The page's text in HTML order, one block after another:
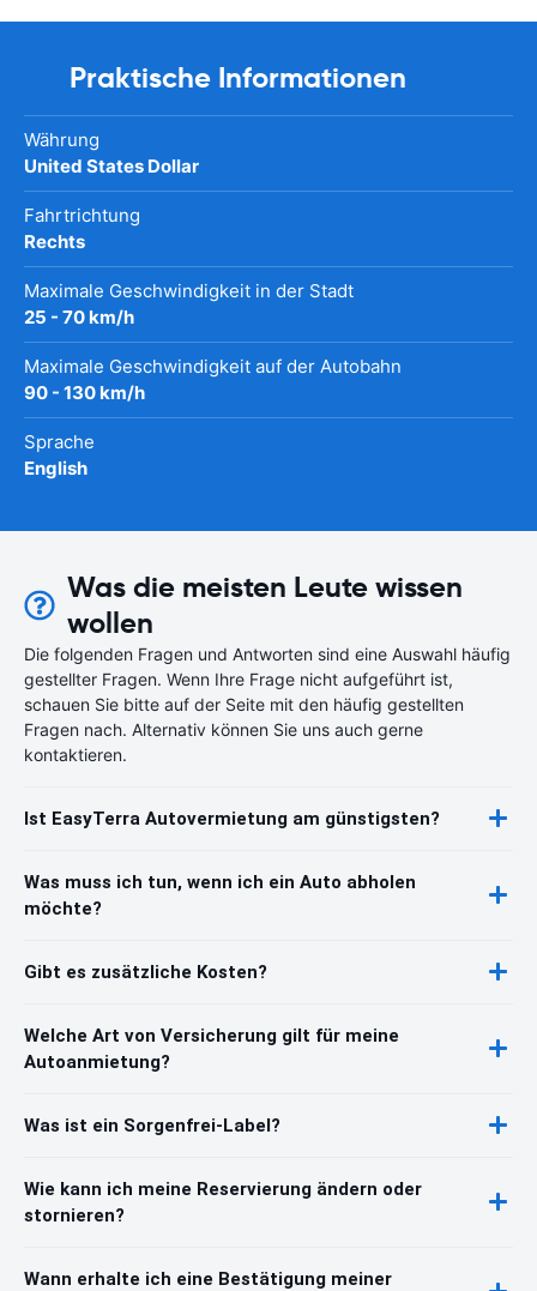
Praktische Informationen
Währung
United States Dollar
Fahrtrichtung
Rechts
Maximale Geschwindigkeit in der Stadt
25 - 70 km/h
Maximale Geschwindigkeit auf der Autobahn
90 - 130 km/h
Sprache
English
Was die meisten Leute wissen
wollen
Die folgenden Fragen und Antworten sind eine Auswahl häufig
gestellter Fragen. Wenn Ihre Frage nicht aufgeführt ist,
schauen Sie bitte auf der Seite mit den häufig gestellten
Fragen nach. Alternativ können Sie uns auch gerne
kontaktieren.
Ist EasyTerra Autovermietung am günstigsten?
Was muss ich tun, wenn ich ein Auto abholen
möchte?
Gibt es zusätzliche Kosten?
Welche Art von Versicherung gilt für meine
Autoanmietung?
Was ist ein Sorgenfrei-Label?
Wie kann ich meine Reservierung ändern oder
stornieren?
Wann erhalte ich eine Bestätigung meiner